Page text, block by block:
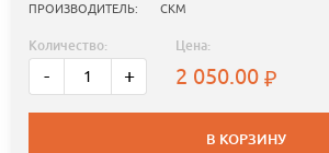
ПРОИЗВОДИТЕЛЬ: СКМ
Количество:
- +
Цена:
2 050.00
В КОРЗИНУ